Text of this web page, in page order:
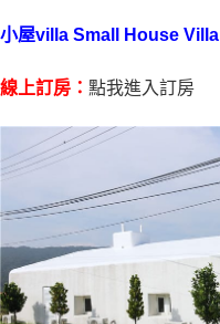
小屋villa Small House Villa
線上訂房： 點我進入訂房